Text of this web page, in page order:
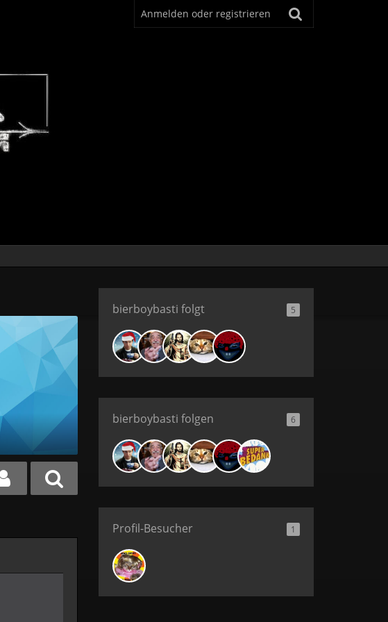
Anmelden oder registrieren
bierboybasti folgt 5
bierboybasti folgen 6
Profil-Besucher 1